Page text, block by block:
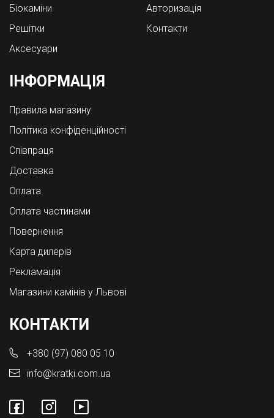
Біокаміни
Решітки
Аксесуари
Авторизація
Контакти
ІНФОРМАЦІЯ
Правила магазину
Політика конфіденційності
Співпраця
Доставка
Оплата
Оплата частинами
Повернення
Карта дилерів
Рекламація
Магазини камінів у Львові
КОНТАКТИ
+380 (97) 080 05 10
info@kratki.com.ua